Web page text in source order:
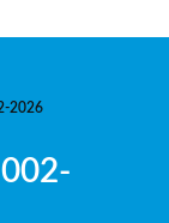
2026